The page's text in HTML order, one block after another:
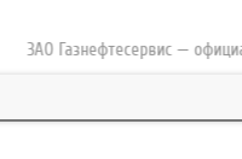
ЗАО Газнефтесервис —